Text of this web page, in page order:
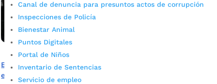
Canal de denuncia para presuntos actos de corrupción
Inspecciones de Policía
Bienestar Animal
Puntos Digitales
Portal de Niños
Inventario de Sentencias
Servicio de empleo
Estas son las restricciones para la venta y uso de pólvora
en Bucaramanga este fin de año